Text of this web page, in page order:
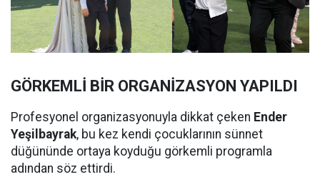
GÖRKEMLİ BİR ORGANİZASYON YAPILDI
Profesyonel organizasyonuyla dikkat çeken Ender
Yeşilbayrak, bu kez kendi çocuklarının sünnet
düğününde ortaya koyduğu görkemli programla
adından söz ettirdi.